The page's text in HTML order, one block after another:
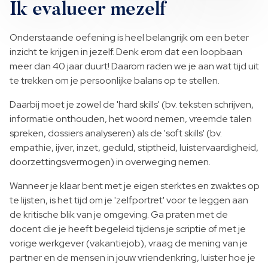
Ik evalueer mezelf
Onderstaande oefening is heel belangrijk om een beter
inzicht te krijgen in jezelf. Denk erom dat een loopbaan
meer dan 40 jaar duurt! Daarom raden we je aan wat tijd uit
te trekken om je persoonlijke balans op te stellen.
Daarbij moet je zowel de 'hard skills' (bv. teksten schrijven,
informatie onthouden, het woord nemen, vreemde talen
spreken, dossiers analyseren) als de 'soft skills' (bv.
empathie, ijver, inzet, geduld, stiptheid, luistervaardigheid,
doorzettingsvermogen) in overweging nemen.
Wanneer je klaar bent met je eigen sterktes en zwaktes op
te lijsten, is het tijd om je 'zelfportret' voor te leggen aan
de kritische blik van je omgeving. Ga praten met de
docent die je heeft begeleid tijdens je scriptie of met je
vorige werkgever (vakantiejob), vraag de mening van je
partner en de mensen in jouw vriendenkring, luister hoe je